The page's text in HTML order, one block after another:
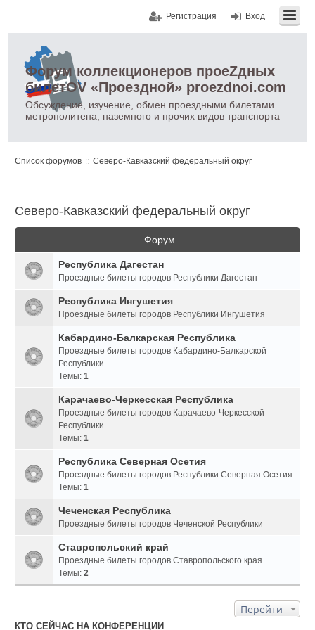
Вход
Регистрация
Форум коллекционеров проеZдных
билетOV «Проездной» proezdnoi.com
Обсуждение, изучение, обмен проездными билетами
метрополитена, наземного и прочих видов транспорта
Список форумов Северо-Кавказский федеральный округ
Северо-Кавказский федеральный округ
Форум
Республика Дагестан
Проездные билеты городов Республики Дагестан
Республика Ингушетия
Проездные билеты городов Республики Ингушетия
Кабардино-Балкарская Республика
Проездные билеты городов Кабардино-Балкарской
Республики
Темы:1
Карачаево-Черкесская Республика
Проездные билеты городов Карачаево-Черкесской
Республики
Темы:1
Республика Северная Осетия
Проездные билеты городов Республики Северная Осетия
Темы:1
Чеченская Республика
Проездные билеты городов Чеченской Республики
Ставропольский край
Проездные билеты городов Ставропольского края
Темы:2
Перейти
КТО СЕЙЧАС НА КОНФЕРЕНЦИИ